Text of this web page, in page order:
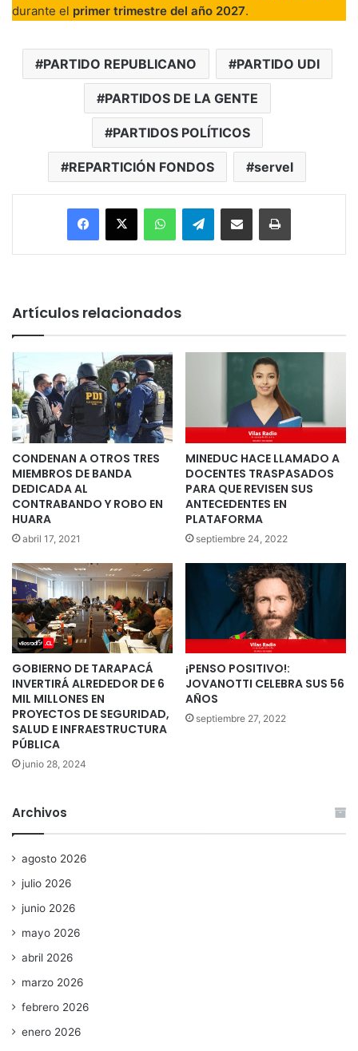
durante el primer trimestre del año 2027.
PARTIDO REPUBLICANO PARTIDO UDI
PARTIDOS DE LA GENTE
PARTIDOS POLÍTICOS
REPARTICIÓN FONDOS servel
Facebook
X WhatsAppTelegramEnviar vía email Imprimir
Artículos relacionados
CONDENAN A OTROS TRES
MIEMBROS DE BANDA
DEDICADA AL
CONTRABANDO Y ROBO EN
HUARA
abril 17, 2021
MINEDUC HACE LLAMADO A
DOCENTES TRASPASADOS
PARA QUE REVISEN SUS
ANTECEDENTES EN
PLATAFORMA
septiembre 24, 2022
GOBIERNO DE TARAPACÁ
INVERTIRÁ ALREDEDOR DE 6
MIL MILLONES EN
PROYECTOS DE SEGURIDAD,
SALUD E INFRAESTRUCTURA
PÚBLICA
junio 28, 2024
¡PENSO POSITIVO!:
JOVANOTTI CELEBRA SUS 56
AÑOS
septiembre 27, 2022
Archivos
agosto 2026
julio 2026
junio 2026
mayo 2026
abril 2026
marzo 2026
febrero 2026
enero 2026